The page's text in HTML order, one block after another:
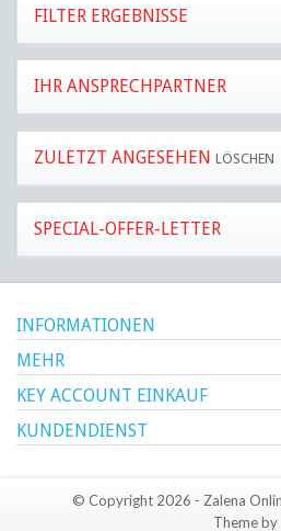
FILTER ERGEBNISSE
IHR ANSPRECHPARTNER
ZULETZT ANGESEHEN LÖSCHEN
SPECIAL-OFFER-LETTER
INFORMATIONEN
MEHR
KEY ACCOUNT EINKAUF
KUNDENDIENST
© Copyright 2026 - Zalena
Theme by